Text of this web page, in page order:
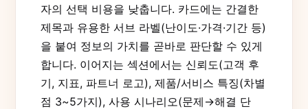
자의 선택 비용을 낮춥니다. 카드에는 간결한
제목과 유용한 서브 라벨(난이도·가격·기간 등)
을 붙여 정보의 가치를 곧바로 판단할 수 있게
합니다. 이어지는 섹션에서는 신뢰도(고객 후
기, 지표, 파트너 로고), 제품/서비스 특징(차별
점 3~5가지), 사용 시나리오(문제→해결 단